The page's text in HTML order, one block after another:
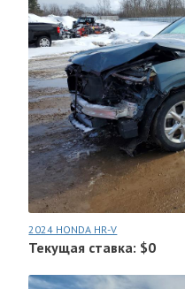
2024 HONDA HR-V
Текущая ставка: $0